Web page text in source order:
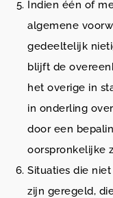
Indien één of
algemene
gedeeltelijk
blijft de
het overige in
in onderling
door een
oorspronkelijke
Situaties die
zijn geregeld,